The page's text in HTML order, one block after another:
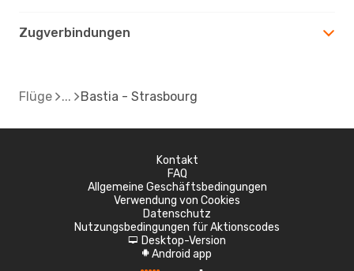
Zugverbindungen
Flüge Bastia - Strasbourg
Kontakt
FAQ
Allgemeine Geschäftsbedingungen
Verwendung von Cookies
Datenschutz
Nutzungsbedingungen für Aktionscodes
d Desktop-Version
A Android app